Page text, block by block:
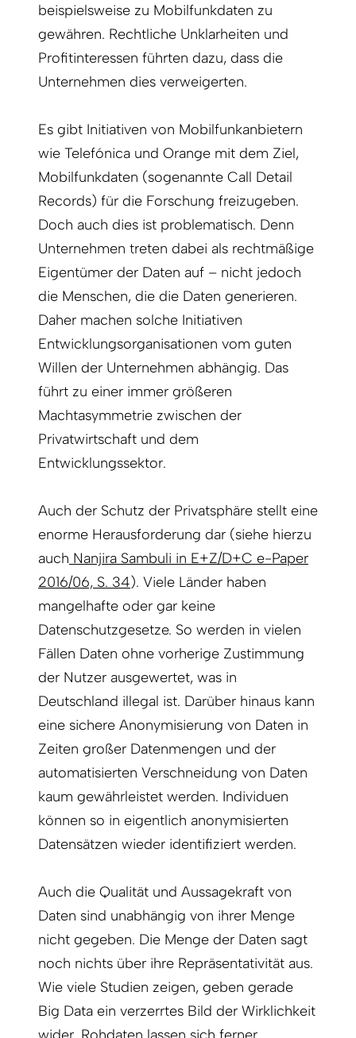
beispielsweise zu Mobilfunkdaten zu
gewähren. Rechtliche Unklarheiten und
Profitinteressen führten dazu, dass die
Unternehmen dies verweigerten.
Es gibt Initiativen von Mobilfunkanbietern
wie Telefónica und Orange mit dem Ziel,
Mobilfunkdaten (sogenannte Call Detail
Records) für die Forschung freizugeben.
Doch auch dies ist problematisch. Denn
Unternehmen treten dabei als rechtmäßige
Eigentümer der Daten auf – nicht jedoch
die Menschen, die die Daten generieren.
Daher machen solche Initiativen
Entwicklungsorganisationen vom guten
Willen der Unternehmen abhängig. Das
führt zu einer immer größeren
Machtasymmetrie zwischen der
Privatwirtschaft und dem
Entwicklungssektor.
Auch der Schutz der Privatsphäre stellt eine
enorme Herausforderung dar (siehe hierzu
auch Nanjira Sambuli in E+Z/D+C e-Paper
2016/06, S. 34). Viele Länder haben
mangelhafte oder gar keine
Datenschutzgesetze. So werden in vielen
Fällen Daten ohne vorherige Zustimmung
der Nutzer ausgewertet, was in
Deutschland illegal ist. Darüber hinaus kann
eine sichere Anonymisierung von Daten in
Zeiten großer Datenmengen und der
automatisierten Verschneidung von Daten
kaum gewährleistet werden. Individuen
können so in eigentlich anonymisierten
Datensätzen wieder identifiziert werden.
Auch die Qualität und Aussagekraft von
Daten sind unabhängig von ihrer Menge
nicht gegeben. Die Menge der Daten sagt
noch nichts über ihre Repräsentativität aus.
Wie viele Studien zeigen, geben gerade
Big Data ein verzerrtes Bild der Wirklichkeit